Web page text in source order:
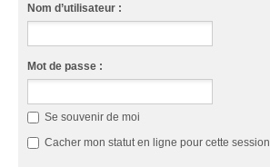
Nom d’utilisateur :
Mot de passe :
Se souvenir de moi
Cacher mon statut en ligne pour cette session